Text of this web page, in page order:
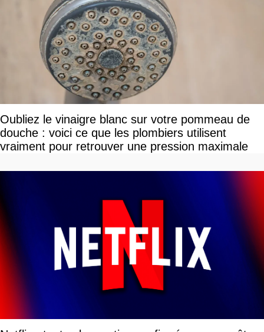
Oubliez le vinaigre blanc sur votre pommeau de
douche : voici ce que les plombiers utilisent
vraiment pour retrouver une pression maximale